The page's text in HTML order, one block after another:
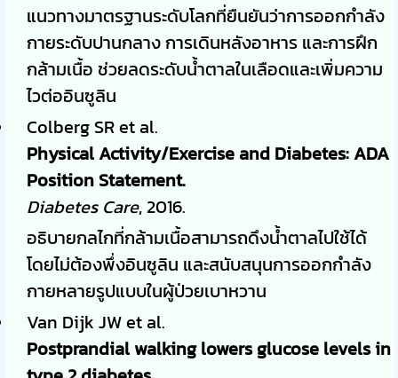
แนวทางมาตรฐานระดับโลกที่ยืนยันว่าการออกกำลัง
กายระดับปานกลาง การเดินหลังอาหาร และการฝึก
กล้ามเนื้อ ช่วยลดระดับน้ำตาลในเลือดและเพิ่มความ
ไวต่ออินซูลิน
Colberg SR et al.
Physical Activity/Exercise and Diabetes: ADA
Position Statement.
Diabetes Care, 2016.
อธิบายกลไกที่กล้ามเนื้อสามารถดึงน้ำตาลไปใช้ได้
โดยไม่ต้องพึ่งอินซูลิน และสนับสนุนการออกกำลัง
กายหลายรูปแบบในผู้ป่วยเบาหวาน
Van Dijk JW et al.
Postprandial walking lowers glucose levels in